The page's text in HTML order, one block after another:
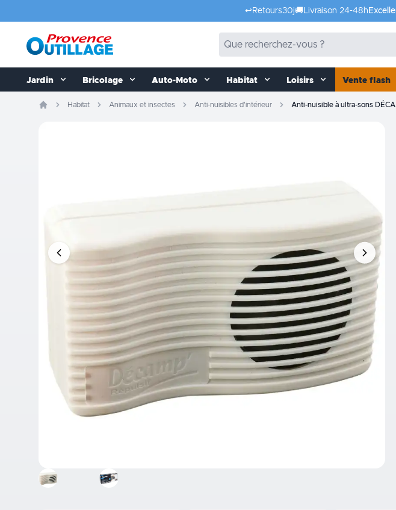
↩️ Retours30j🚚 Livraison 24-48h
Jardin Bricolage Auto-Moto Habitat Loisirs Vente flash
Habitat Animaux et insectes Anti-nuisibles d'intérieur Anti-nuisible à ultra-sons